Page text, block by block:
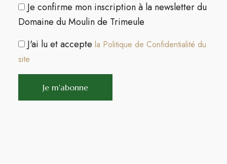
Je confirme mon inscription à la newsletter du
Domaine du Moulin de Trimeule
J'ai lu et accepte la Politique de Confidentialité du
site